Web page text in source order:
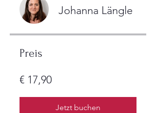
Johanna Längle
Preis
€ 17,90
Jetzt buchen